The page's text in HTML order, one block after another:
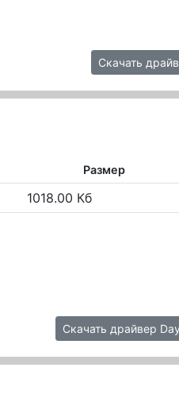
Скачать
Размер
1018.00 Кб
Скачать драйвер